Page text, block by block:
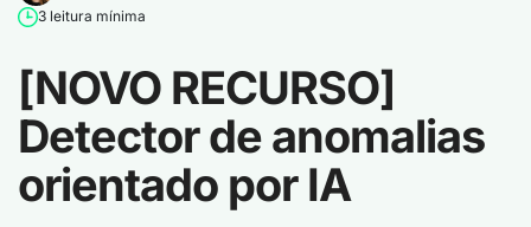
3 leitura mínima
[NOVO RECURSO]
Detector de anomalias
orientado por IA